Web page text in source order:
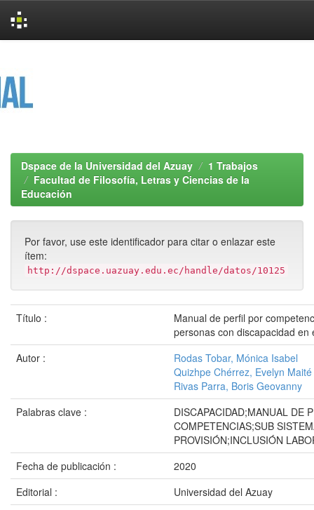
Dspace de la Universidad del Azuay
1 Trabajos
Facultad de Filosofía, Letras y Ciencias de la
Educación
Por favor, use este identificador para citar o enlazar este
ítem:
http://dspace.uazuay.edu.ec/handle/datos/10125
Título :
Manual de perfil por
personas con discapacidad en
Autor :
Rodas Tobar, Mónica Isabel
Quizhpe Chérrez, Evelyn Maité
Rivas Parra, Boris Geovanny
Palabras clave :
DISCAPACIDAD;MANUAL DE
COMPETENCIAS;SUB
PROVISIÓN;INCLUSIÓN
Fecha de publicación :
2020
Editorial :
Universidad del Azuay